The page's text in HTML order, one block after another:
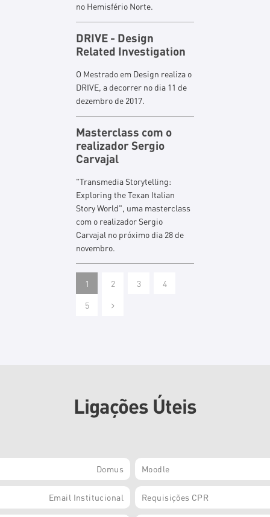
no Hemisfério Norte.
DRIVE - Design
Related Investigation
O Mestrado em Design realiza o
DRIVE, a decorrer no dia 11 de
dezembro de 2017.
Masterclass com o
realizador Sergio
Carvajal
"Transmedia Storytelling:
Exploring the Texan Italian
Story World", uma masterclass
com o realizador Sergio
Carvajal no próximo dia 28 de
novembro.
1 2 3
4
5
Ligações Úteis
Domus Moodle
Email Institucional Requisições CPR